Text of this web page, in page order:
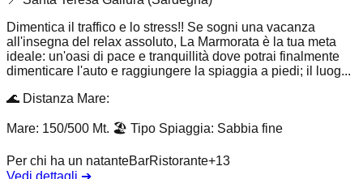
Dimentica il traffico e lo stress!! Se sogni una vacanza
all'insegna del relax assoluto, La Marmorata è la tua meta
ideale: un'oasi di pace e tranquillità dove potrai finalmente
dimenticare l'auto e raggiungere la spiaggia a piedi; il luog...
🌊 Distanza Mare:
Mare: 150/500 Mt. 🏖️ Tipo Spiaggia: Sabbia fine
Per chi ha un natanteBarRistorante+13
Vedi dettagli ➔